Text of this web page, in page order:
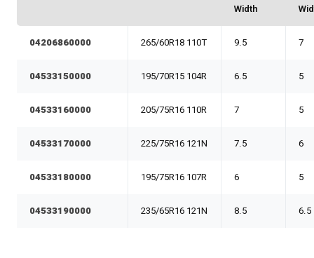
Width
04206860000 265/60R18 110T 9.5 7
04533150000 195/70R15 104R 6.5 5
04533160000 205/75R16 110R 7 5
04533170000 225/75R16 121N 7.5 6
04533180000 195/75R16 107R 6 5
04533190000 235/65R16 121N 8.5 6.5